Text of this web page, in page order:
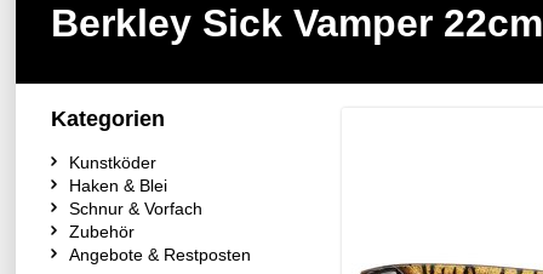
Berkley Sick Vamper
Kategorien
Kunstköder
Haken & Blei
Schnur & Vorfach
Zubehör
Angebote & Restposten